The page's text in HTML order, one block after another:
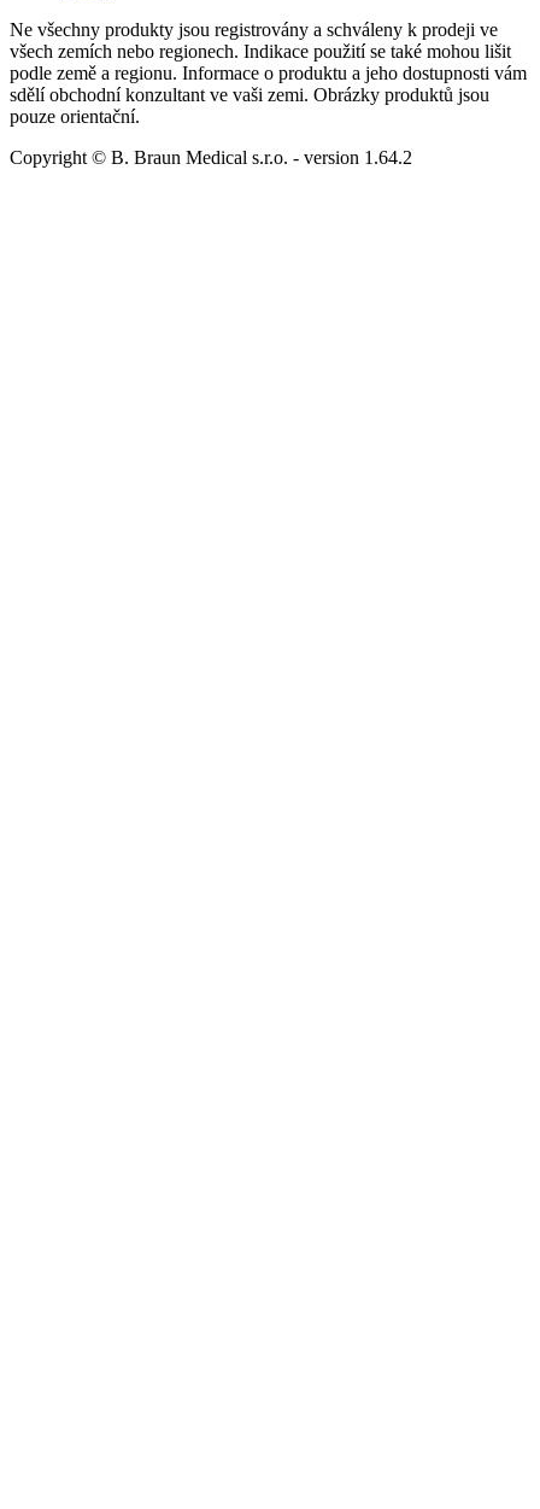
Ne všechny produkty jsou registrovány a schváleny k prodeji ve
všech zemích nebo regionech. Indikace použití se také mohou lišit
podle země a regionu. Informace o produktu a jeho dostupnosti vám
sdělí obchodní konzultant ve vaši zemi. Obrázky produktů jsou
pouze orientační.
Copyright © B. Braun Medical s.r.o. - version 1.64.2